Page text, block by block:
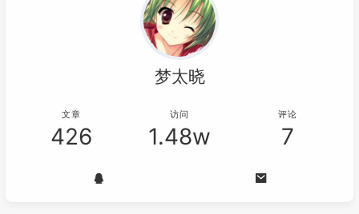
梦太晓
文章
426
访问
1.48w
评论
7